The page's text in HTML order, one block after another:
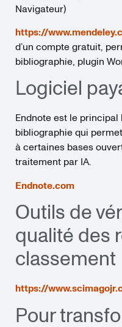
Navigateur)
https://
d’un compte gratuit,
bibliographie, plugin
Logiciel
Endnote est le
bibliographie qui
à certaines bases
traitement par IA.
Endnote.com
Outils de
qualité des
classement
https://
Pour